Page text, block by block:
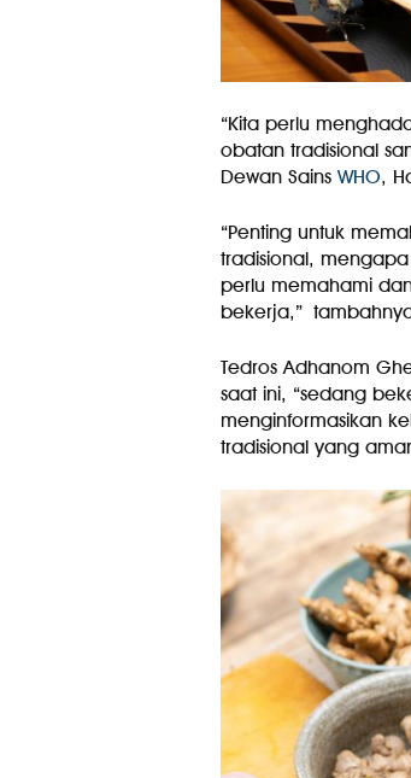
“Kita perlu
obatan tradisional
Dewan SainsWHO,
“Penting untuk
tradisional,
perlu memahami
bekerja,”
Tedros Adhanom
saat ini, “sedang
menginformasikan
tradisional yang